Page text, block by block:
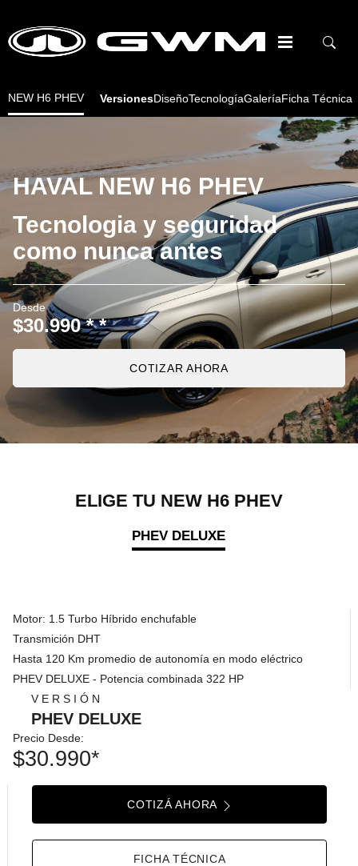
NEW H6 PHEV VersionesDiseñoTecnologíaGaleríaFicha Técnica
HAVAL NEW H6 PHEV
Tecnologia y seguridad
como nunca antes
Desde
$30.990 * *
COTIZAR AHORA
ELIGE TU NEW H6 PHEV
PHEV DELUXE
Motor: 1.5 Turbo Híbrido enchufable
Transmición DHT
Hasta 120 Km promedio de autonomía en modo eléctrico
PHEV DELUXE - Potencia combinada 322 HP
VERSIÓN
PHEV DELUXE
Precio Desde:
$30.990*
COTIZÁ AHORA
FICHA TÉCNICA